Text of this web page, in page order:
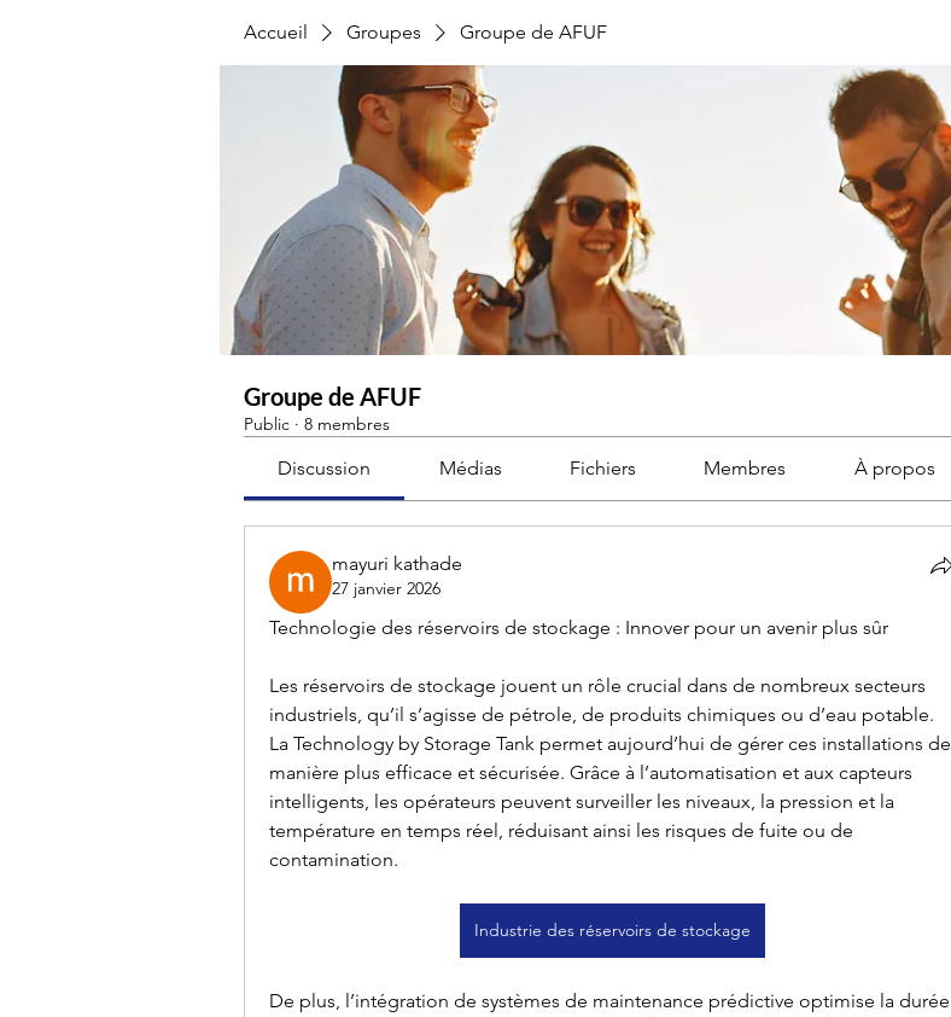
Accueil Groupes Groupe de AFUF
Groupe de AFUF
Public · 8 membres
Discussion Médias Fichiers Membres À propos
mayuri kathade
27 janvier 2026
Technologie des réservoirs de stockage : Innover pour un avenir plus sûr
Les réservoirs de stockage jouent un rôle crucial dans de nombreux secteurs
industriels, qu’il s’agisse de pétrole, de produits chimiques ou d’eau potable.
La Technology by Storage Tank permet aujourd’hui de gérer ces installations de
manière plus efficace et sécurisée. Grâce à l’automatisation et aux capteurs
intelligents, les opérateurs peuvent surveiller les niveaux, la pression et la
température en temps réel, réduisant ainsi les risques de fuite ou de
contamination.
Industrie des réservoirs de stockage
De plus, l’intégration de systèmes de maintenance prédictive optimise la durée